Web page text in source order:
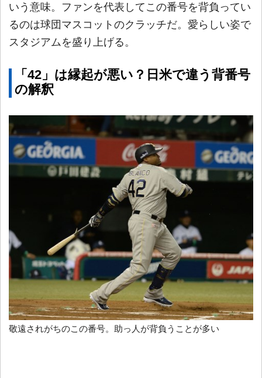
いう意味。ファンを代表してこの番号を背負ってい
るのは球団マスコットのクラッチだ。愛らしい姿で
スタジアムを盛り上げる。
「42」は縁起が悪い？日米で違う背番号
の解釈
敬遠されがちのこの番号。助っ人が背負うことが多い